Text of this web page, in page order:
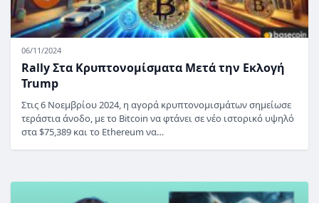
06/11/2024
Rally Στα Κρυπτονομίσματα Μετά την Εκλογή
Trump
Στις 6 Νοεμβρίου 2024, η αγορά κρυπτονομισμάτων σημείωσε
τεράστια άνοδο, με το Bitcoin να φτάνει σε νέο ιστορικό υψηλό
στα $75,389 και το Ethereum να…